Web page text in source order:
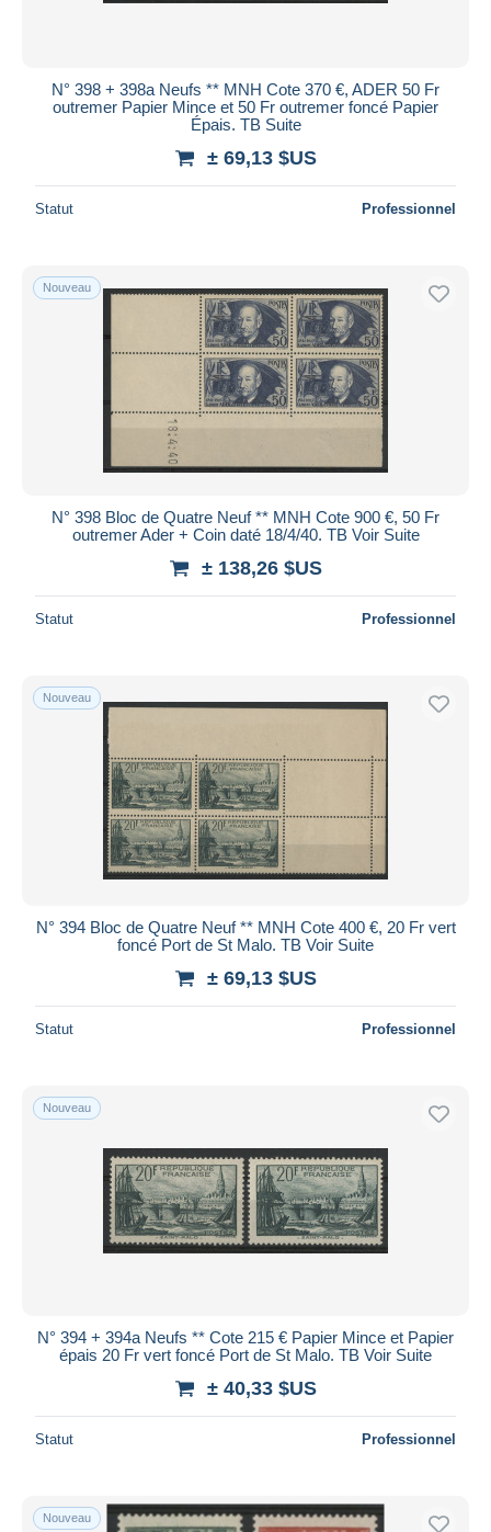
N° 398 + 398a Neufs ** MNH Cote 370 €, ADER 50 Fr
outremer Papier Mince et 50 Fr outremer foncé Papier
Épais. TB Suite
± 69,13 $US
Statut Professionnel
Nouveau
N° 398 Bloc de Quatre Neuf ** MNH Cote 900 €, 50 Fr
outremer Ader + Coin daté 18/4/40. TB Voir Suite
± 138,26 $US
Statut Professionnel
Nouveau
N° 394 Bloc de Quatre Neuf ** MNH Cote 400 €, 20 Fr vert
foncé Port de St Malo. TB Voir Suite
± 69,13 $US
Statut Professionnel
Nouveau
N° 394 + 394a Neufs ** Cote 215 € Papier Mince et Papier
épais 20 Fr vert foncé Port de St Malo. TB Voir Suite
± 40,33 $US
Statut Professionnel
Nouveau